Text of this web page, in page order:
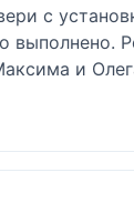
волны,
процессе
хороший
с
выполнено.
и